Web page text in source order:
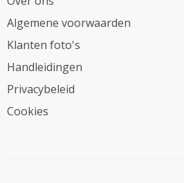
Algemene voorwaarden
Klanten foto's
Handleidingen
Privacybeleid
Cookies